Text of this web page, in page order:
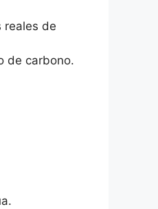
reales de
de carbono.